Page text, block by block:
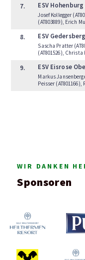
7. ESV Hohenburg
Josef Kollegger
(AT803889), Erich
8. ESV Gedersberg
Sascha Pratter
(AT801526), Christa
9. ESV Eisrose
Markus
Peisser
WIR DANKEN
Sponsoren